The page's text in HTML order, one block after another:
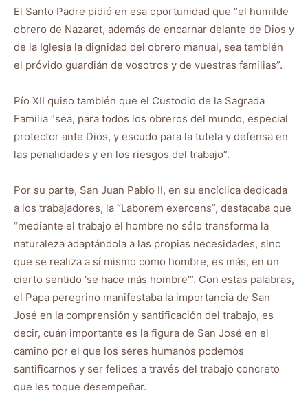
El Santo Padre pidió en esa oportunidad que “el humilde
obrero de Nazaret, además de encarnar delante de Dios y
de la Iglesia la dignidad del obrero manual, sea también
el próvido guardián de vosotros y de vuestras familias”.
Pío XII quiso también que el Custodio de la Sagrada
Familia “sea, para todos los obreros del mundo, especial
protector ante Dios, y escudo para la tutela y defensa en
las penalidades y en los riesgos del trabajo”.
Por su parte, San Juan Pablo II, en su encíclica dedicada
a los trabajadores, la “Laborem exercens”, destacaba que
“mediante el trabajo el hombre no sólo transforma la
naturaleza adaptándola a las propias necesidades, sino
que se realiza a sí mismo como hombre, es más, en un
cierto sentido ‘se hace más hombre’”. Con estas palabras,
el Papa peregrino manifestaba la importancia de San
José en la comprensión y santificación del trabajo, es
decir, cuán importante es la figura de San José en el
camino por el que los seres humanos podemos
santificarnos y ser felices a través del trabajo concreto
que les toque desempeñar.